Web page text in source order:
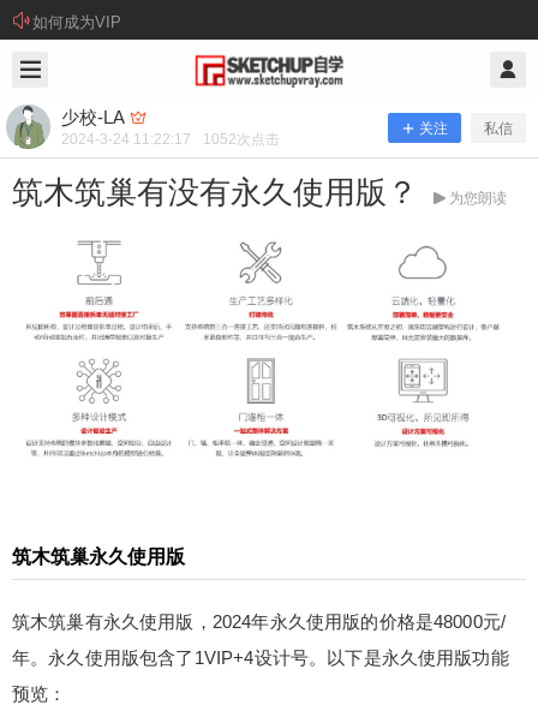
如何成为VIP
少校-LA
2024-3-24 11:22:17 1052次点击
关注 私信
筑木筑巢有没有永久使用版？ 为您朗读
筑木筑巢永久使用版
筑木筑巢有永久使用版，2024年永久使用版的价格是48000元/
年。永久使用版包含了1VIP+4设计号。以下是永久使用版功能
预览：
少校-LA @ SketchUp自学
筑木筑巢有没有永久使用版？
年永久使用版的价格是48000元/年。永久使用版包
含了1VIP+4设计号。以下是永久使用版功能预览：
板件管理 柜体管理 五⾦连接件管理 五⾦模型管理
连接⽅式管理 截⾯数据管理 板材数据管理 参数库
管理 清单报价 项⽬数据管理 ⾃由拼设计柜体 参数
⻔板设计及管理 参数五⾦模型管理 ⼿机安装图 ⽣